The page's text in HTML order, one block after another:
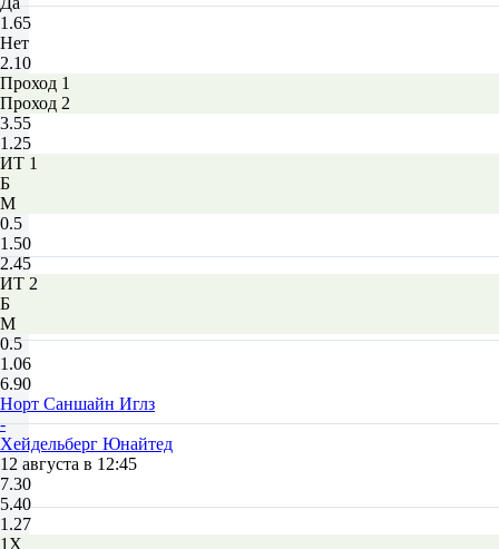
1.65
Нет
2.10
Проход 1
Проход 2
3.55
1.25
ИТ 1
Б
М
0.5
1.50
2.45
ИТ 2
Б
М
0.5
1.06
6.90
Норт Саншайн Иглз
-
Хейдельберг Юнайтед
12 августа в 12:45
7.30
5.40
1.27
1X